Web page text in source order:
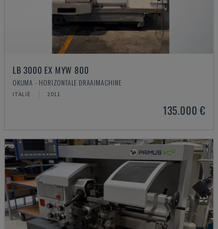
LB 3000 EX MYW 800
OKUMA - HORIZONTALE DRAAIMACHINE
ITALIË 2011
135.000 €